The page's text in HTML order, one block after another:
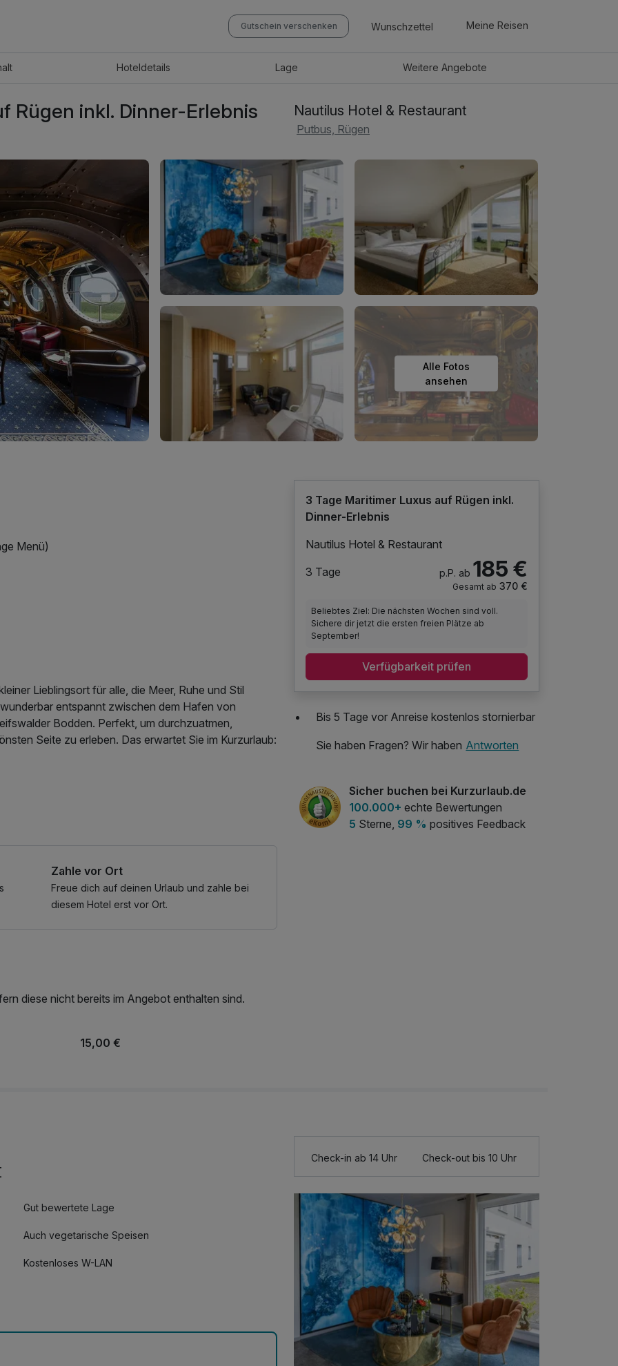
Gutschein verschenken Wunschzettel Meine Reisen
Hoteldetails Lage WeitereAngebote
Rügen inkl. Dinner-Erlebnis Nautilus Hotel & Restaurant
Putbus, Rügen
Alle Fotos
ansehen
Menü)
Lieblingsort für alle, die Meer, Ruhe und Stil
entspannt zwischen dem Hafen von
Bodden. Perfekt, um durchzuatmen,
Seite zu erleben. Das erwartet Sie im Kurzurlaub:
ans Wasser
an Jules Vernes „20.000 Meilen unter dem
und einfach anders: ein Ort, an dem
Parkplatz, Nutzung des Fitnessbereichs, W-
Zahle vor Ort
Freue dich auf deinen Urlaub und zahle bei
diesem Hotel erst vor Ort.
diese nicht bereits im Angebot enthalten sind.
15,00 €
3 Tage Maritimer Luxus auf Rügen inkl.
Dinner-Erlebnis
Nautilus Hotel & Restaurant
3 Tage
p.P. ab 185 €
Gesamt ab 370 €
Beliebtes Ziel: Die nächsten Wochen sind voll.
Sichere dir jetzt die ersten freien Plätze ab
September!
Verfügbarkeit prüfen
Bis 5 Tage vor Anreise kostenlos stornierbar
Sie haben Fragen? Wir haben Antworten
Sicher buchen bei Kurzurlaub.de
100.000+ echte Bewertungen
5 Sterne, 99 % positives Feedback
Gut bewertete Lage
Auch vegetarische Speisen
Kostenloses W-LAN
Check-in ab 14 Uhr Check-out bis 10 Uhr